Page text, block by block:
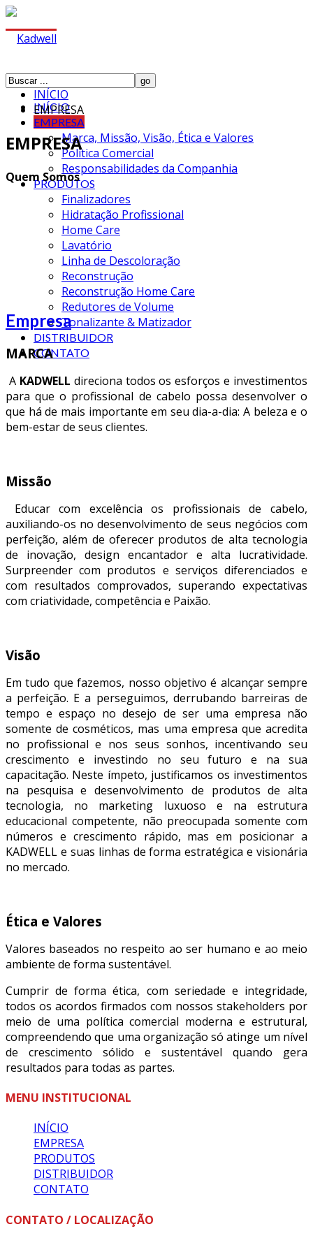
INÍCIO
EMPRESA
Marca, Missão, Visão, Ética e Valores
Política Comercial
Responsabilidades da Companhia
PRODUTOS
Finalizadores
Hidratação Profissional
Home Care
Lavatório
Linha de Descoloração
Reconstrução
Reconstrução Home Care
Redutores de Volume
Tonalizante & Matizador
DISTRIBUIDOR
CONTATO
INÍCIO
EMPRESA
EMPRESA
Quem Somos
Empresa
MARCA
A KADWELL direciona todos os esforços e investimentos
para que o profissional de cabelo possa desenvolver o
que há de mais importante em seu dia-a-dia: A beleza e o
bem-estar de seus clientes.
Missão
Educar com excelência os profissionais de cabelo,
auxiliando-os no desenvolvimento de seus negócios com
perfeição, além de oferecer produtos de alta tecnologia
de inovação, design encantador e alta lucratividade.
Surpreender com produtos e serviços diferenciados e
com resultados comprovados, superando expectativas
com criatividade, competência e Paixão.
Visão
Em tudo que fazemos, nosso objetivo é alcançar sempre
a perfeição. E a perseguimos, derrubando barreiras de
tempo e espaço no desejo de ser uma empresa não
somente de cosméticos, mas uma empresa que acredita
no profissional e nos seus sonhos, incentivando seu
crescimento e investindo no seu futuro e na sua
capacitação. Neste ímpeto, justificamos os investimentos
na pesquisa e desenvolvimento de produtos de alta
tecnologia, no marketing luxuoso e na estrutura
educacional competente, não preocupada somente com
números e crescimento rápido, mas em posicionar a
KADWELL e suas linhas de forma estratégica e visionária
no mercado.
Ética e Valores
Valores baseados no respeito ao ser humano e ao meio
ambiente de forma sustentável.
Cumprir de forma ética, com seriedade e integridade,
todos os acordos firmados com nossos stakeholders por
meio de uma política comercial moderna e estrutural,
compreendendo que uma organização só atinge um nível
de crescimento sólido e sustentável quando gera
resultados para todas as partes.
MENU INSTITUCIONAL
INÍCIO
EMPRESA
PRODUTOS
DISTRIBUIDOR
CONTATO
CONTATO / LOCALIZAÇÃO